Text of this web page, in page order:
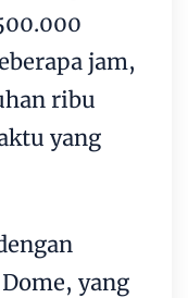
jam,
ribu
yang
yang